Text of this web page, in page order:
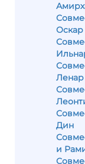
Оскар
Ленар
Дин
и